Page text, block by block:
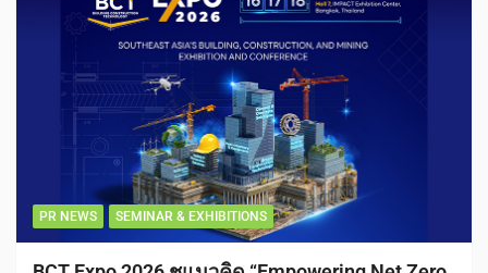
PR NEWS SEMINAR & EXHIBITIONS